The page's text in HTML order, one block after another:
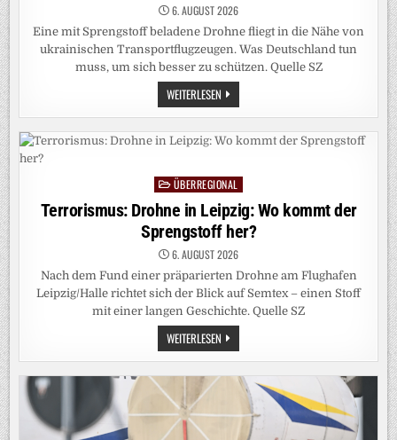
6. AUGUST 2026
Eine mit Sprengstoff beladene Drohne fliegt in die Nähe von
ukrainischen Transportflugzeugen. Was Deutschland tun
muss, um sich besser zu schützen. Quelle SZ
WEITERLESEN PODCAST:
„AUF
DEN
PUNKT“:
WARUM
DEM
DROHNENVORFALL
AM
LEIPZIGER
FLUGHAFEN
STECKEN
KÖNNTE
Posted
in
ÜBERREGIONAL
Terrorismus: Drohne in Leipzig: Wo kommt der
Sprengstoff her?
6. AUGUST 2026
Nach dem Fund einer präparierten Drohne am Flughafen
Leipzig/Halle richtet sich der Blick auf Semtex – einen Stoff
mit einer langen Geschichte. Quelle SZ
WEITERLESEN TERRORISMUS:
DROHNE
IN
LEIPZIG:
KOMMT
SPRENGSTOFF
HER?